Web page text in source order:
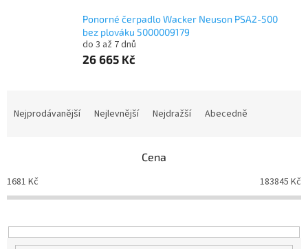
Ponorné čerpadlo Wacker Neuson PSA2-500
bez plováku 5000009179
do 3 až 7 dnů
26 665 Kč
p
r
d
Nejprodávanější Nejlevnější Nejdražší Abecedně
Cena
1681 Kč 183845 Kč